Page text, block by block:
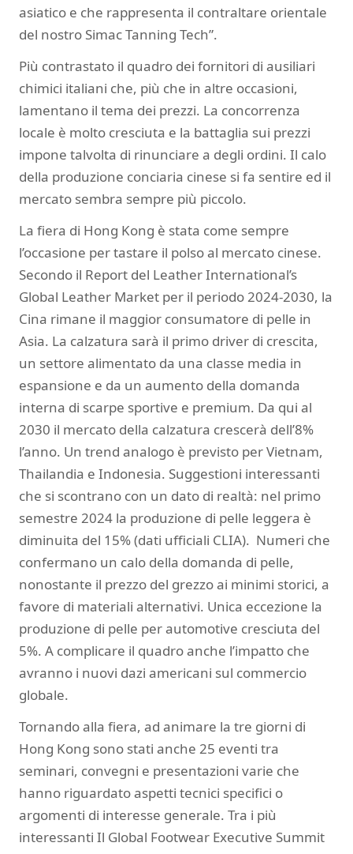
asiatico e che rappresenta il contraltare orientale
del nostro Simac Tanning Tech”.
Più contrastato il quadro dei fornitori di ausiliari
chimici italiani che, più che in altre occasioni,
lamentano il tema dei prezzi. La concorrenza
locale è molto cresciuta e la battaglia sui prezzi
impone talvolta di rinunciare a degli ordini. Il calo
della produzione conciaria cinese si fa sentire ed il
mercato sembra sempre più piccolo.
La fiera di Hong Kong è stata come sempre
l’occasione per tastare il polso al mercato cinese.
Secondo il Report del Leather International’s
Global Leather Market per il periodo 2024-2030, la
Cina rimane il maggior consumatore di pelle in
Asia. La calzatura sarà il primo driver di crescita,
un settore alimentato da una classe media in
espansione e da un aumento della domanda
interna di scarpe sportive e premium. Da qui al
2030 il mercato della calzatura crescerà dell’8%
l’anno. Un trend analogo è previsto per Vietnam,
Thailandia e Indonesia. Suggestioni interessanti
che si scontrano con un dato di realtà: nel primo
semestre 2024 la produzione di pelle leggera è
diminuita del 15% (dati ufficiali CLIA). Numeri che
confermano un calo della domanda di pelle,
nonostante il prezzo del grezzo ai minimi storici, a
favore di materiali alternativi. Unica eccezione la
produzione di pelle per automotive cresciuta del
5%. A complicare il quadro anche l’impatto che
avranno i nuovi dazi americani sul commercio
globale.
Tornando alla fiera, ad animare la tre giorni di
Hong Kong sono stati anche 25 eventi tra
seminari, convegni e presentazioni varie che
hanno riguardato aspetti tecnici specifici o
argomenti di interesse generale. Tra i più
interessanti Il Global Footwear Executive Summit